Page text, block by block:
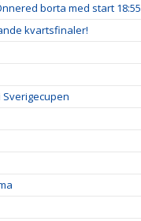
borta med start 18:55
kvartsfinaler!